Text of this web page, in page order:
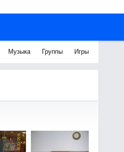
Музыка Группы Игры